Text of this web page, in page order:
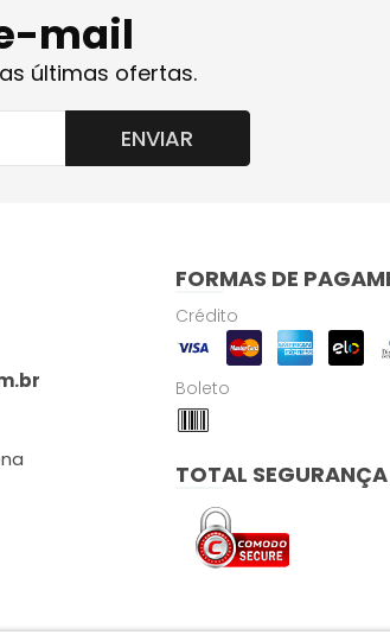
mail
últimas ofertas.
ENVIAR
FORMAS DE
Crédito
Boleto
TOTAL SEGURANÇA